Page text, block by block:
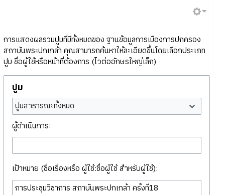
การแสดงผลรวมปูมที่มีทั้งหมดของ ฐานข้อมูลการเมืองการปกครอง
สถาบันพระปกเกล้า คุณสามารถค้นหาให้ละเอียดขึ้นโดยเลือกประเภท
ปูม ชื่อผู้ใช้หรือหน้าที่ต้องการ (ไวต่ออักษรใหญ่เล็ก)
ปูม
ปูมสาธารณะทั้งหมด
ผู้ดำเนินการ:
เป้าหมาย (ชื่อเรื่องหรือ ผู้ใช้:ชื่อผู้ใช้ สำหรับผู้ใช้):